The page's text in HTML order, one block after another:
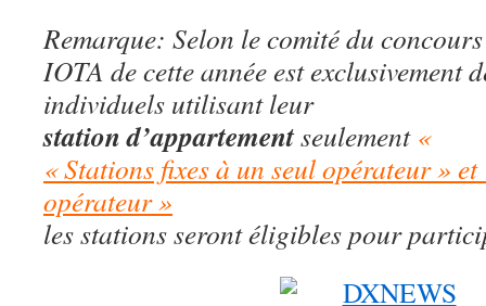
Remarque: Selon le comité du
IOTA de cette année est exclusivement
individuels utilisant leur
station d’appartementseulement «
« Stations fixes à un seul opérateur »
opérateur »
les stations seront éligibles pour